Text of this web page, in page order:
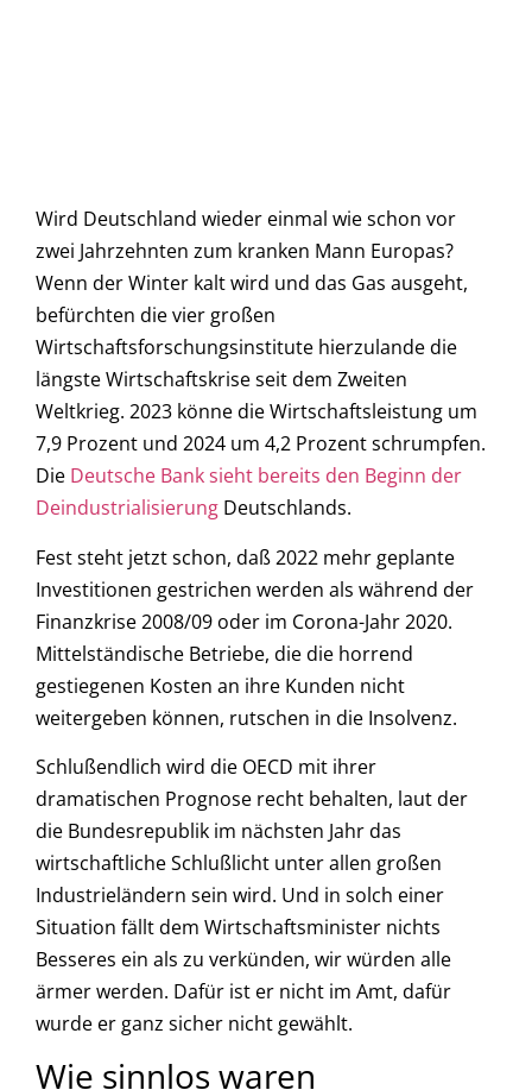
Wird Deutschland wieder einmal wie schon vor
zwei Jahrzehnten zum kranken Mann Europas?
Wenn der Winter kalt wird und das Gas ausgeht,
befürchten die vier großen
Wirtschaftsforschungsinstitute hierzulande die
längste Wirtschaftskrise seit dem Zweiten
Weltkrieg. 2023 könne die Wirtschaftsleistung um
7,9 Prozent und 2024 um 4,2 Prozent schrumpfen.
Die Deutsche Bank sieht bereits den Beginn der
Deindustrialisierung Deutschlands.
Fest steht jetzt schon, daß 2022 mehr geplante
Investitionen gestrichen werden als während der
Finanzkrise 2008/09 oder im Corona-Jahr 2020.
Mittelständische Betriebe, die die horrend
gestiegenen Kosten an ihre Kunden nicht
weitergeben können, rutschen in die Insolvenz.
Schlußendlich wird die OECD mit ihrer
dramatischen Prognose recht behalten, laut der
die Bundesrepublik im nächsten Jahr das
wirtschaftliche Schlußlicht unter allen großen
Industrieländern sein wird. Und in solch einer
Situation fällt dem Wirtschaftsminister nichts
Besseres ein als zu verkünden, wir würden alle
ärmer werden. Dafür ist er nicht im Amt, dafür
wurde er ganz sicher nicht gewählt.
Wie sinnlos waren